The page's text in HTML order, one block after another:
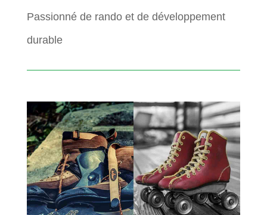
Passionné de rando et de développement
durable